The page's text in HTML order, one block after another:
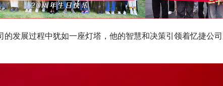
发展过程中犹如一座灯塔，他的智慧和决策引领着忆捷公